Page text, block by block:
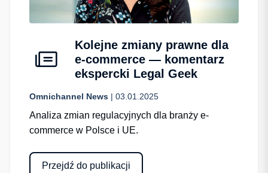
Kolejne zmiany prawne dla
e-commerce — komentarz
ekspercki Legal Geek
Omnichannel News | 03.01.2025
Analiza zmian regulacyjnych dla branży e-
commerce w Polsce i UE.
Przejdź do publikacji